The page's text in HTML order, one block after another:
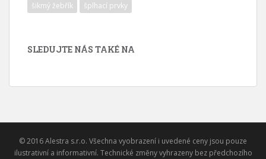
šikmý žebřík
šplhací prvky
SLEDUJTE NÁS TAKÉ NA
© 2016 Alestra s.r.o. Všechna vyobrazení i uvedené ceny jsou pouze
ilustrativní a informativní. Technické změny vyhrazeny bez předchozího